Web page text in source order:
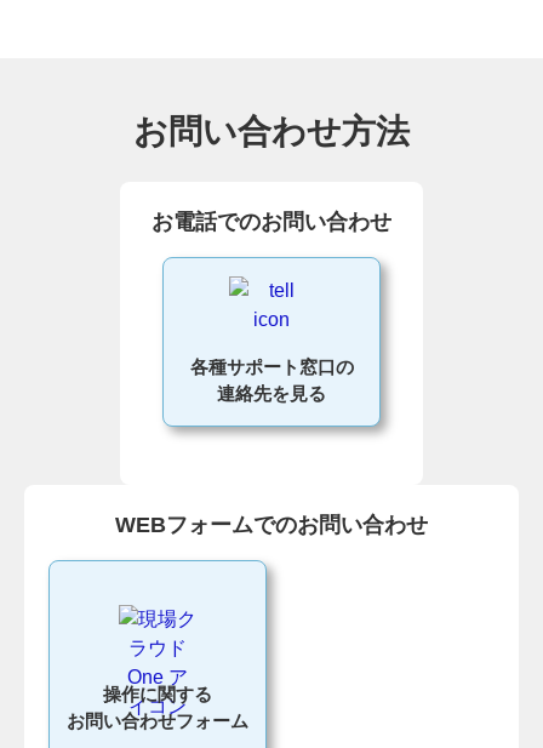
お問い合わせ方法
お電話でのお問い合わせ
各種サポート窓口の
連絡先を見る
WEBフォームでのお問い合わせ
操作に関する
お問い合わせフォーム